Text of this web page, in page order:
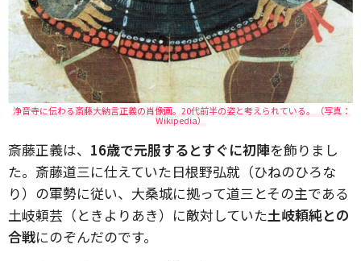
浄音寺に伝わる斎藤大納言正義の肖像画。20代前半の姿と考えられている。（写真：
Wikipedia）
斎藤正義は、 16歳で元服するとすぐに初陣を飾りまし
た。斎藤道三に仕えていた日根野弘就（ひねのひろな
り）の軍勢に従い、大桑城に拠って道三とその主である
土岐頼芸（ときよりあき）に敵対していた土岐頼純との
合戦にのぞんだのです。